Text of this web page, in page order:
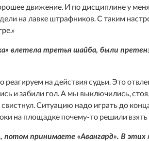
движение. И по дисциплине у меня
на лавке штрафников. С таким
влетела третья шайба, были
реагируем на действия судьи. Это
и забили гол. А мы выключились,
Ситуацию надо играть до
на площадке почему-то решили
потом принимаете «Авангард». В